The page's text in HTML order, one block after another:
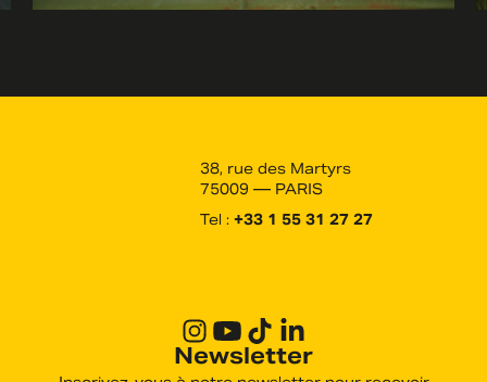
38, rue des Martyrs
75009 — PARIS
Tel : +33 1 55 31 27 27
Newsletter